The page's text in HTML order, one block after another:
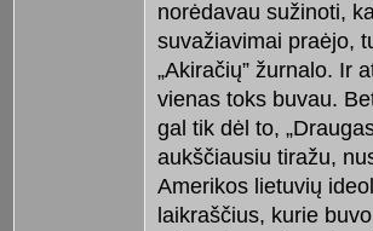
norėdavau sužinoti,
suvažiavimai praėjo,
„Akiračių” žurnalo. Ir
vienas toks buvau.
gal tik dėl to,
aukščiausiu tiražu,
Amerikos lietuvių
laikraščius, kurie